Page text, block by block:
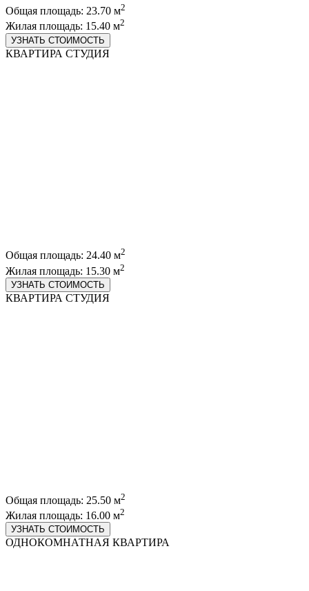
Общая площадь: 23.70 м2
Жилая площадь: 15.40 м2
УЗНАТЬ СТОИМОСТЬ
КВАРТИРА СТУДИЯ
Общая площадь: 24.40 м2
Жилая площадь: 15.30 м2
УЗНАТЬ СТОИМОСТЬ
КВАРТИРА СТУДИЯ
Общая площадь: 25.50 м2
Жилая площадь: 16.00 м2
УЗНАТЬ СТОИМОСТЬ
ОДНОКОМНАТНАЯ КВАРТИРА